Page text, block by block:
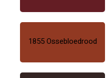
1855 Ossebloedrood